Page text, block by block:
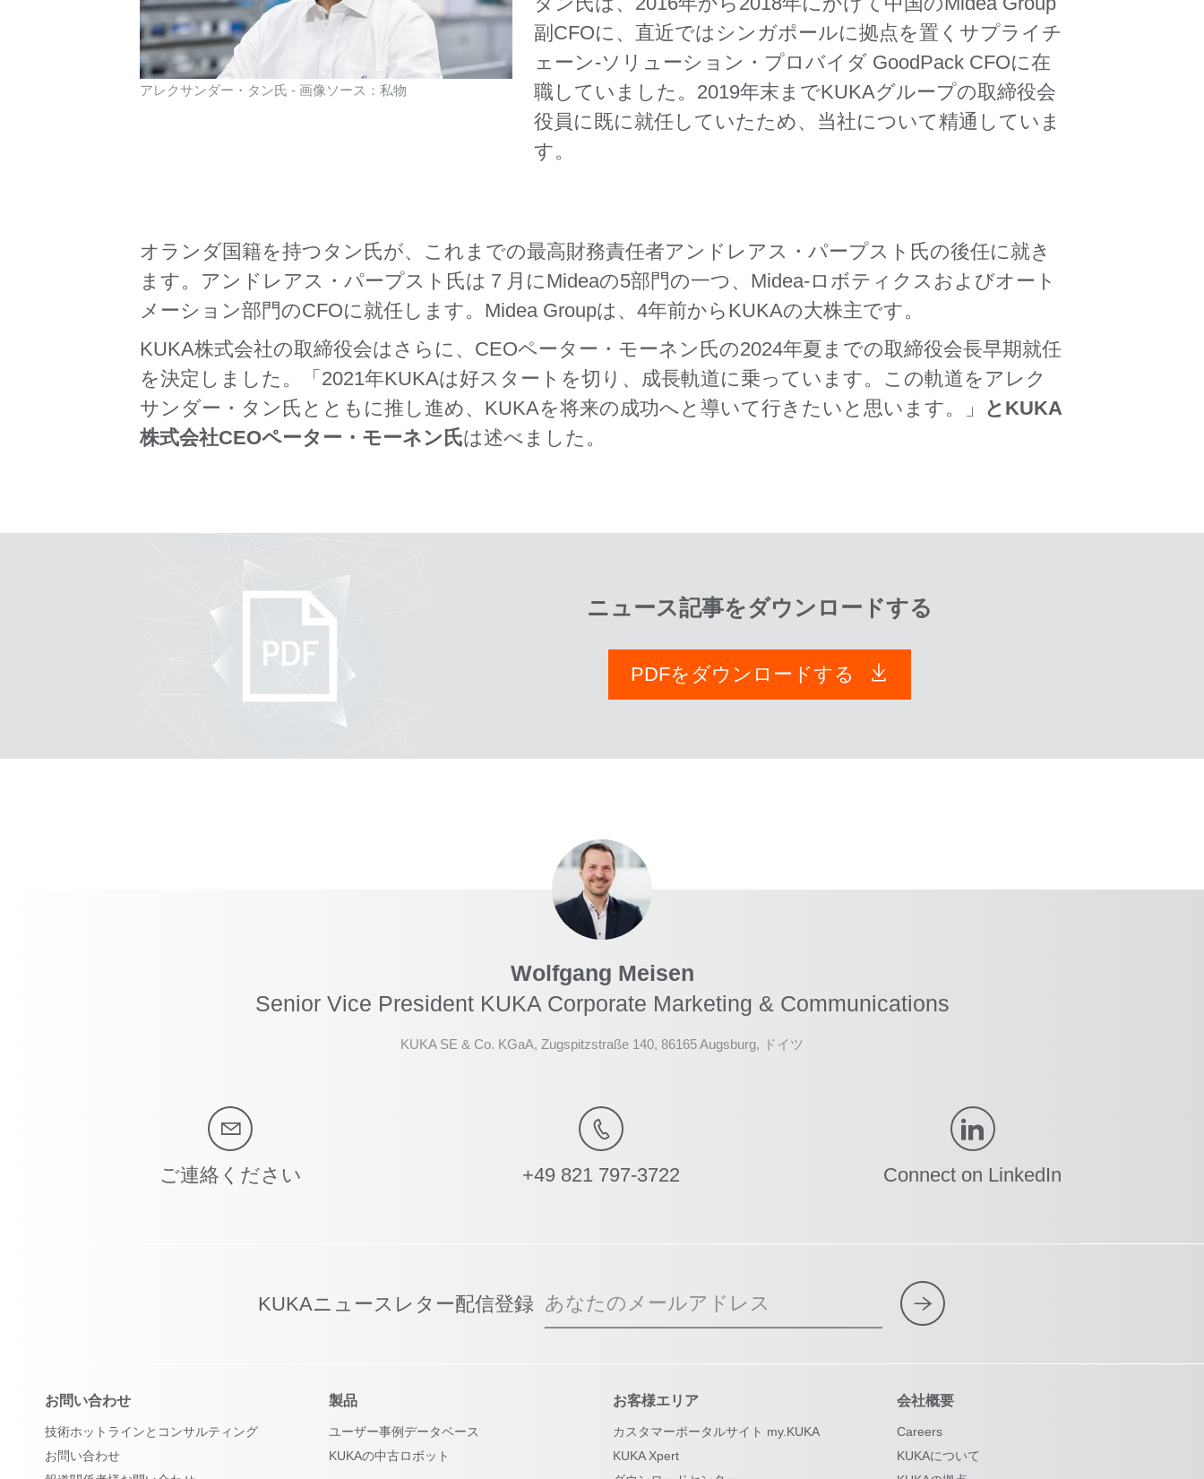
副CFOに、直近ではシンガポールに拠点を置くサプライチ
ェーン-ソリューション・プロバイダ GoodPack CFOに在
職していました。2019年末までKUKAグループの取締役会
役員に既に就任していたため、当社について精通していま
す。
アレクサンダー・タン氏 - 画像ソース：私物
オランダ国籍を持つタン氏が、これまでの最高財務責任者アンドレアス・パープスト氏の後任に就き
ます。アンドレアス・パープスト氏は７月にMideaの5部門の一つ、Midea-ロボティクスおよびオート
メーション部門のCFOに就任します。Midea Groupは、4年前からKUKAの大株主です。
KUKA株式会社の取締役会はさらに、CEOペーター・モーネン氏の2024年夏までの取締役会長早期就任
を決定しました。「2021年KUKAは好スタートを切り、成長軌道に乗っています。この軌道をアレク
サンダー・タン氏とともに推し進め、KUKAを将来の成功へと導いて行きたいと思います。」
とKUKA
株式会社CEOペーター・モーネン氏は述べました。
ニュース記事をダウンロードする
PDFをダウンロードする
Wolfgang Meisen
Senior Vice President KUKA Corporate Marketing & Communications
KUKA SE & Co. KGaA, Zugspitzstraße 140, 86165 Augsburg, ドイツ
ご連絡ください +49 821 797-3722 Connect on LinkedIn
KUKAニュースレター配信登録 あなたのメールアドレス
お問い合わせ
技術ホットラインとコンサルティング
お問い合わせ
製品
ユーザー事例データベース
KUKAの中古ロボット
お客様エリア
カスタマーポータルサイト my.KUKA
KUKA Xpert
会社概要
Careers
KUKAについて